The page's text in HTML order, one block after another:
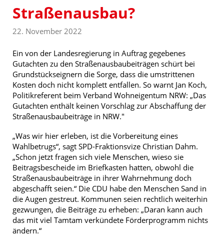
Straßenausbau?
22. November 2022
Ein von der Landesregierung in Auftrag gegebenes
Gutachten zu den Straßenausbaubeiträgen schürt bei
Grundstückseignern die Sorge, dass die umstrittenen
Kosten doch nicht komplett entfallen. So warnt Jan Koch,
Politikreferent beim Verband Wohneigentum NRW: „Das
Gutachten enthält keinen Vorschlag zur Abschaffung der
Straßenausbaubeiträge in NRW."
„Was wir hier erleben, ist die Vorbereitung eines
Wahlbetrugs“, sagt SPD-Fraktionsvize Christian Dahm.
„Schon jetzt fragen sich viele Menschen, wieso sie
Beitragsbescheide im Briefkasten hatten, obwohl die
Straßenausbaubeiträge in ihrer Wahrnehmung doch
abgeschafft seien.“ Die CDU habe den Menschen Sand in
die Augen gestreut. Kommunen seien rechtlich weiterhin
gezwungen, die Beiträge zu erheben: „Daran kann auch
das mit viel Tamtam verkündete Förderprogramm nichts
ändern.“